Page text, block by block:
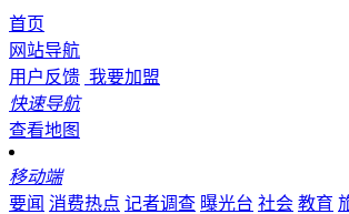
首页
网站导航
用户反馈 我要加盟
快速导航
查看地图
移动端
要闻 消费热点 记者调查 曝光台 社会 教育